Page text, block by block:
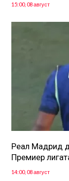
15:00, 08 август
Реал Мадрид
Премиер
14:00, 08 август